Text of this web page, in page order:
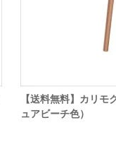
【送料無料】カリモ
ュアビーチ色）